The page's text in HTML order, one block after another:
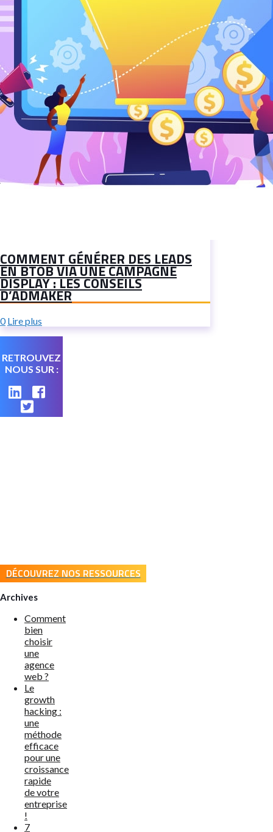
COMMENT GÉNÉRER DES LEADS
EN BTOB VIA UNE CAMPAGNE
DISPLAY : LES CONSEILS
D’ADMAKER
0 Lire plus
RETROUVEZ
NOUS SUR :
DÉCOUVREZ NOS RESSOURCES
Archives
Comment
bien
choisir
une
agence
web ?
Le
growth
hacking :
une
méthode
efficace
pour une
croissance
rapide
de votre
entreprise
!
7